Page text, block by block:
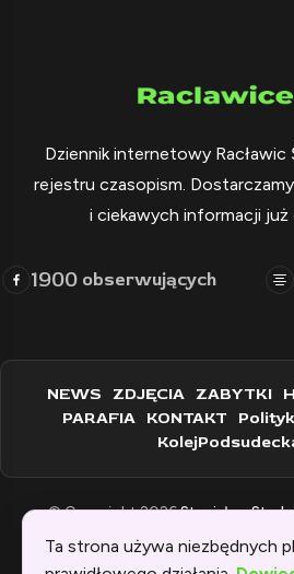
Dziennik internetowy Racławic
rejestru czasopism.
i ciekawych informacji już
1900 obserwujących
NEWS ZDJĘCIA ZABYTKI
PARAFIA KONTAKT
© Copyright 2026Stanisław
Ta strona używa niezbędnych